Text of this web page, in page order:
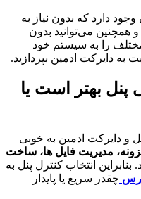
دارد که بدون نیاز به
و همچنین می‌توانید بدون
را به سیستم خود
به دایرکت ادمین بپردازید.
بهتر است یا
و دایرکت ادمین به خوبی
مدیریت فایل ها، ساخت
بنابراین انتخاب کنترل پنل به
چقدر سریع یا پایدار